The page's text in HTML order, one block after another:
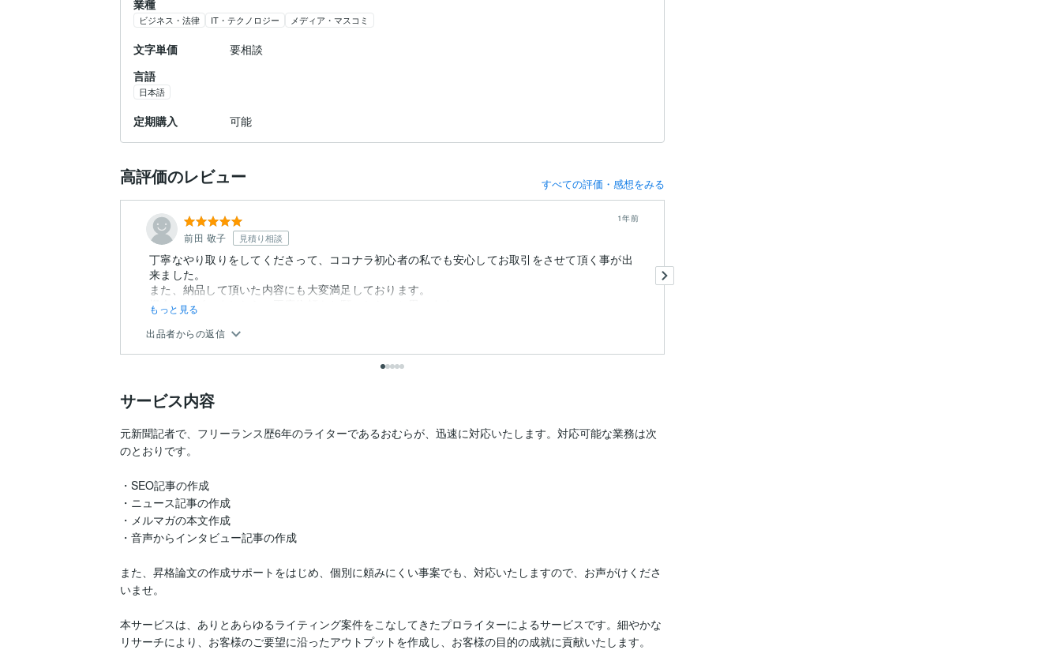
業種
ビジネス・法律 IT・テクノロジー メディア・マスコミ
文字単価
要相談
言語
日本語
定期購入 可能
高評価のレビュー すべての評価・感想をみる
前田 敬子 見積り相談
1年前
丁寧なやり取りをしてくださって、ココナラ初心者の私でも安心してお取引をさせて頂く事が出
来ました。
また、納品して頂いた内容にも大変満足しております。
機会がございましたら、再度依頼をお願いしたいと思います。
もっと見る
出品者からの返信
サービス内容
元新聞記者で、フリーランス歴6年のライターであるおむらが、迅速に対応いたします。対応可能な業務は次
のとおりです。
・SEO記事の作成
・ニュース記事の作成
・メルマガの本文作成
・音声からインタビュー記事の作成
また、昇格論文の作成サポートをはじめ、個別に頼みにくい事案でも、対応いたしますので、お声がけくださ
いませ。
本サービスは、ありとあらゆるライティング案件をこなしてきたプロライターによるサービスです。細やかな
リサーチにより、お客様のご要望に沿ったアウトプットを作成し、お客様の目的の成就に貢献いたします。